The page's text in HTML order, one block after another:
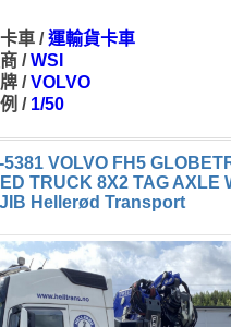
車 /運輸貨卡車
/WSI
/VOLVO
/ 1/50
5381 VOLVO FH5
TRUCK 8X2 TAG AXLE
JIB Hellerød Transport